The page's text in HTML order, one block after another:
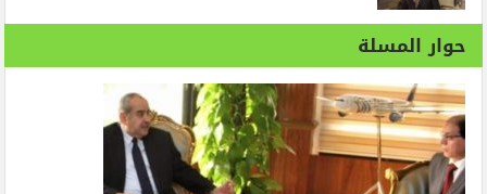
حوار المسلة